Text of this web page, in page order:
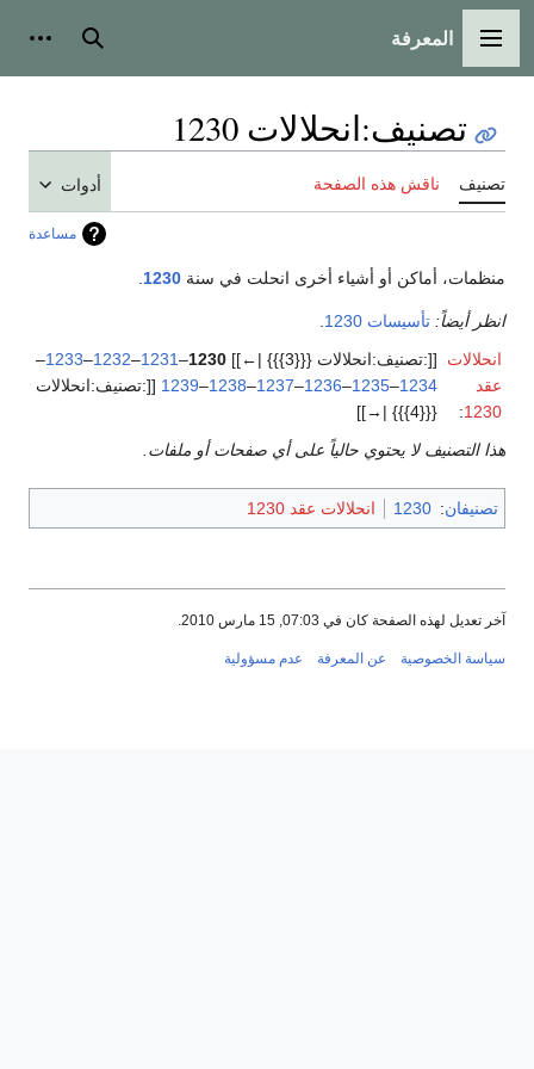
القائمة الرئيسية
المعرفة بحث
تصنيف:انحلالات 1230
تصنيف ناقش هذه الصفحة أدوات
مساعدة
منظمات، أماكن أو أشياء أخرى انحلت في سنة 1230
انظر أيضاً: تأسيسات 1230
انحلالات
عقد
1230
:
[[:تصنيف:انحلالات {{{3}}} |←]] 1230
–
1231
–
1232
–
1233
–
1234
–
1235
–
1236
–
1237
–
1238
–
1239 [[:تصنيف:انحلالات
{{{4}}} |→]]
هذا التصنيف لا يحتوي حالياً على أي صفحات أو ملفات.
تصنيفان:
1230 انحلالات عقد 1230
آخر تعديل لهذه الصفحة كان في 07:03, 15 مارس 2010.
سياسة الخصوصية عن المعرفة عدم مسؤولية